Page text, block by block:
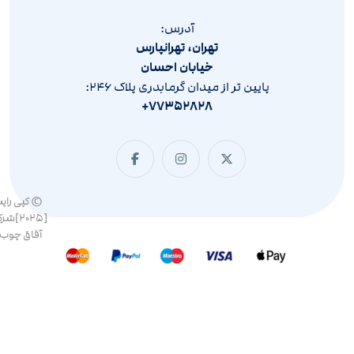
آدرس:
تهران، تهرانپارس
خیابان احسان
پایین تر از میدان گرمابدری پلاک ۲۴۶:
۷۷۳۵۲۸۲۸+
© کپی
آفاق